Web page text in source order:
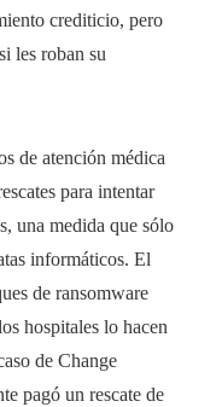
crediticio, pero
les roban su
de atención médica
para intentar
una medida que sólo
informáticos. El
de ransomware
hospitales lo hacen
de Change
pagó un rescate de